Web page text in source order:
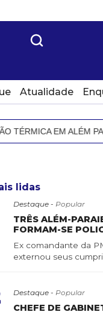
Atualidade
EM ALÉM
lidas
Destaque - Popular
TRÊS ALÉM-
FORMAM-SE
DO ESTADO DE
Ex comandante da
externou seus
Destaque - Popular
CHEFE DE